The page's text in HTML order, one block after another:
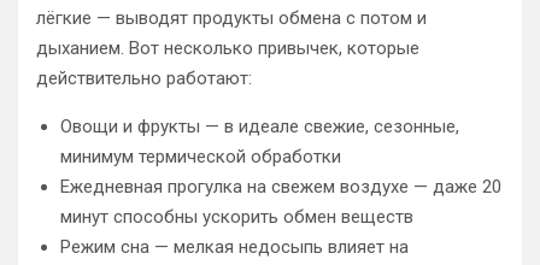
лёгкие — выводят продукты обмена с потом и
дыханием. Вот несколько привычек, которые
действительно работают:
Овощи и фрукты — в идеале свежие, сезонные,
минимум термической обработки
Ежедневная прогулка на свежем воздухе — даже 20
минут способны ускорить обмен веществ
Режим сна — мелкая недосыпь влияет на